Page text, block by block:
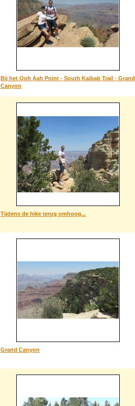
Bij het Ooh Aah Point - South Kaibab Trail - Grand
Canyon
Tijdens de hike terug omhoog...
Grand Canyon